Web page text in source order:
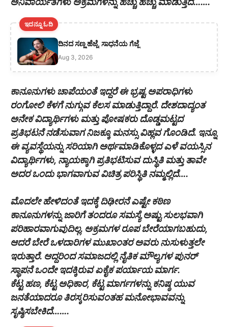
ಇದನ್ನೂ ಓದಿ
ದಿನದ ಸಣ್ಣ ಹೆಜ್ಜೆ, ಸಾಧನೆಯ ಗೆಜ್ಜೆ
Aug 3, 2026
ಕಾನೂನುಗಳು ಚಾಪೆಯಂತೆ ಇದ್ದರೆ ಈ ಭ್ರಷ್ಟ ಅಪರಾಧಿಗಳು
ರಂಗೋಲಿ ಕೆಳಗೆ ನುಗ್ಗುವ ಕೆಲಸ ಮಾಡುತ್ತಿದ್ದಾರೆ. ದೇಶದಾದ್ಯಂತ
ಅನೇಕ ವಿದ್ಯಾರ್ಥಿಗಳು ಮತ್ತು ಪೋಷಕರು ದೊಡ್ಡಮಟ್ಟದ
ಪ್ರತಿಭಟನೆ ನಡೆಸುವಾಗ ನಿಜಕ್ಕೂ ಮನಸ್ಸು ವಿಹ್ಲವ ಗೊಂಡಿದೆ. ಇನ್ನೂ
ಈ ವ್ಯವಸ್ಥೆಯನ್ನು ಸರಿಯಾಗಿ ಅರ್ಥಮಾಡಿಕೊಳ್ಳದ ಎಳೆ ವಯಸ್ಸಿನ
ವಿದ್ಯಾರ್ಥಿಗಳು, ನ್ಯಾಯಕ್ಕಾಗಿ ಪ್ರತಿಭಟಿಸುವ ದುಸ್ಥಿತಿ ಮತ್ತು ತಾವೇ
ಅದರ ಒಂದು ಭಾಗವಾಗುವ ವಿಚಿತ್ರ ಪರಿಸ್ಥಿತಿ ನಮ್ಮಲ್ಲಿದೆ….
ಮೊದಲೇ ಹೇಳಿದಂತೆ ಇದಕ್ಕೆ ದಿಢೀರನೆ ಎಷ್ಟೇ ಕಠಿಣ
ಕಾನೂನುಗಳನ್ನು ಜಾರಿಗೆ ತಂದರೂ ಸಮಸ್ಯೆ ಅಷ್ಟು ಸುಲಭವಾಗಿ
ಪರಿಹಾರವಾಗುವುದಿಲ್ಲ‌. ಅಕ್ರಮಗಳ ರೂಪ ಬೇರೆಯಾಗಬಹುದು,
ಆದರೆ ಬೇರೆ ಒಳದಾರಿಗಳ ಮುಖಾಂತರ ಅವರು ನುಸುಳುತ್ತಲೇ
ಇರುತ್ತಾರೆ. ಆದ್ದರಿಂದ ಸಮಾಜದಲ್ಲಿ ನೈತಿಕ ಮೌಲ್ಯಗಳ ಪುನರ್
ಸ್ಥಾಪನೆ ಒಂದೇ ಇದಕ್ಕಿರುವ ಏಕೈಕ ಪರ್ಯಾಯ ಮಾರ್ಗ‌.
ಕೆಟ್ಟ ಹಣ, ಕೆಟ್ಟ ಅಧಿಕಾರ, ಕೆಟ್ಟ ಮಾರ್ಗಗಳನ್ನು ಕನಿಷ್ಠ ಯುವ
ಜನತೆಯಾದರೂ ತಿರಸ್ಕರಿಸುವಂತಹ ಮನೋಭಾವವನ್ನು
ಸೃಷ್ಠಿಸಬೇಕಿದೆ‌…….